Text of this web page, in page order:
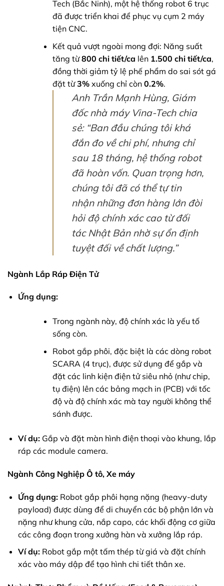
Tech (Bắc Ninh), một hệ thống robot 6 trục
đã được triển khai để phục vụ cụm 2 máy
tiện CNC.
Kết quả vượt ngoài mong đợi: Năng suất
tăng từ800 chi tiết/ca lên 1.500 chi tiết/ca,
đồng thời giảm tỷ lệ phế phẩm do sai sót gá
đặt từ3%xuống chỉ còn 0.2%.
Anh Trần Mạnh Hùng, Giám
đốc nhà máy Vina-Tech chia
sẻ: “Ban đầu chúng tôi khá
đắn đo về chi phí, nhưng chỉ
sau 18 tháng, hệ thống robot
đã hoàn vốn. Quan trọng hơn,
chúng tôi đã có thể tự tin
nhận những đơn hàng lớn đòi
hỏi độ chính xác cao từ đối
tác Nhật Bản nhờ sự ổn định
tuyệt đối về chất lượng.”
Ngành Lắp Ráp Điện Tử
Ứng dụng:
Trong ngành này, độ chính xác là yếu tố
sống còn.
Robot gắp phôi, đặc biệt là các dòng robot
SCARA (4 trục), được sử dụng để gắp và
đặt các linh kiện điện tử siêu nhỏ (như chip,
tụ điện) lên các bảng mạch in (PCB) với tốc
độ và độ chính xác mà tay người không thể
sánh được.
Ví dụ:Gắp và đặt màn hình điện thoại vào khung, lắp
ráp các module camera.
Ngành Công Nghiệp Ô tô, Xe máy
Ứng dụng:Robot gắp phôi hạng nặng (heavy-duty
payload) được dùng để di chuyển các bộ phận lớn và
nặng như khung cửa, nắp capo, các khối động cơ giữa
các công đoạn trong xưởng hàn và xưởng lắp ráp.
Ví dụ:Robot gắp một tấm thép từ giá và đặt chính
xác vào máy dập để tạo hình chi tiết thân xe.